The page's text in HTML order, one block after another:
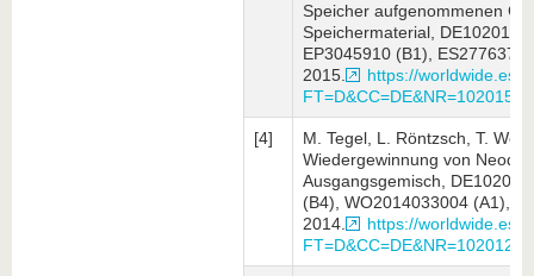
Speicher aufgenommenen
Speichermaterial,
EP3045910 (B1), ES2776379
2015.
https://
[4]
M. Tegel, L. Röntzsch, T.
Wiedergewinnung von
Ausgangsgemisch,
(B4), WO2014033004 (A1),
2014.
https://